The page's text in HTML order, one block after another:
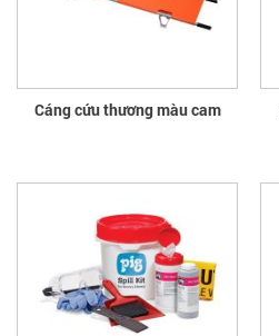
Cáng cứu thương màu cam